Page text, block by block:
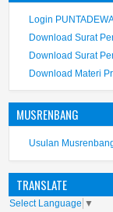
Login
Download Surat
Download Surat
Download Materi
MUSRENBANG
Usulan
TRANSLATE
Select Language ▼